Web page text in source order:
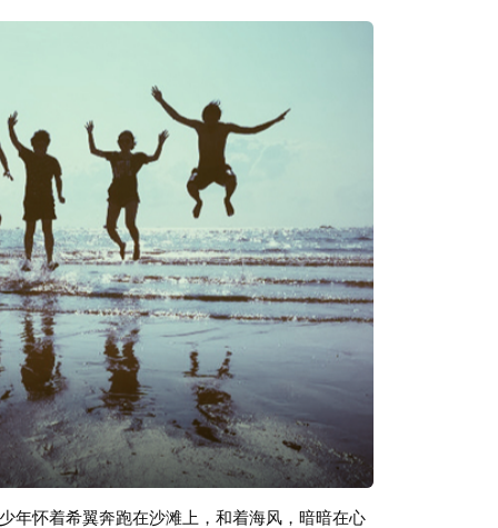
it down 他们叫喊着让我关掉它 If I don't get
了胶底靴 To the Rollers and white jeans 还有
And the fantasy's unreal 而幻想已显得虚幻
去伦敦的火车 On the Bed-Pan freedom line 乘
那些地下俱乐部 And changed back to my
男卫生间换回了我的学校制服 We had a
回过头看 We were those cosmonauts lost in
don’t look now 一次疯狂 但是现在不要再看
inside her around 凭借一颗充沛着诱惑的头颅
around 全世界都地转天旋 Spun the world and
all inside her around 全世界都地转天旋 欢迎
Irving
乐时，我相信抖腿模式已经开始启动，如同失去
年怀着希翼奔跑在沙滩上，和着海风，暗暗在心